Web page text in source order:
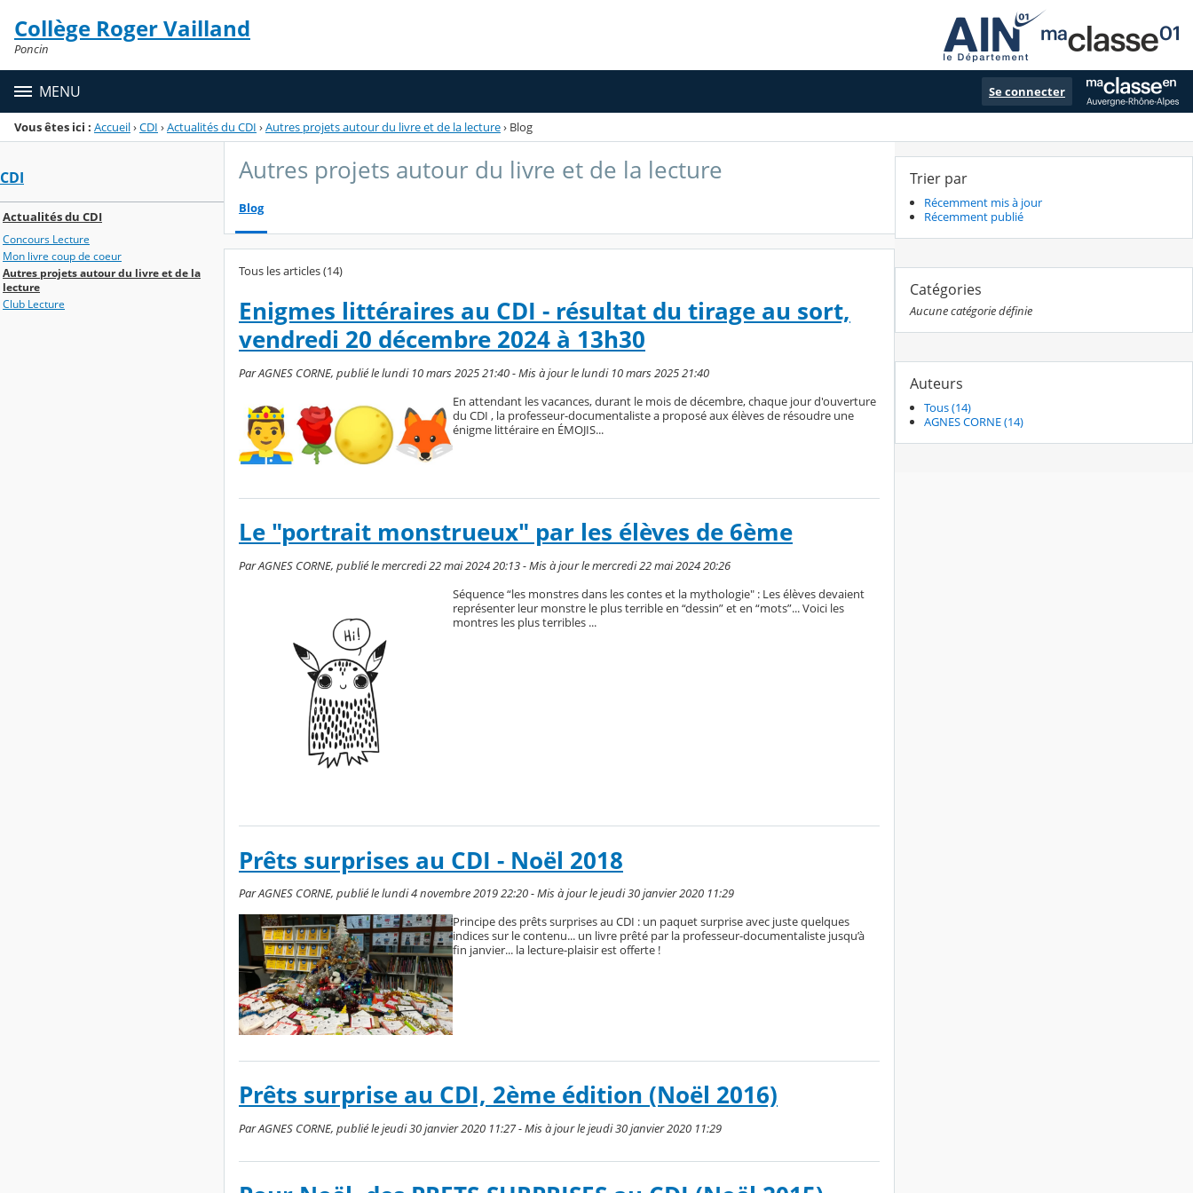
Menu de la rubrique
Contenu
Collège Roger Vailland
Poncin
MENU Se connecter
Vous êtes ici : Accueil›CDI ›Actualités du CDI ›Autres projets autour du livre et de la lecture› Blog
CDI
Actualités du CDI
Concours Lecture
Mon livre coup de coeur
Autres projets autour du livre et de la
lecture
Club Lecture
Autres projets autour du livre et de la lecture
Blog
Tous les articles (14)
Enigmes littéraires au CDI - résultat du tirage au sort,
vendredi 20 décembre 2024 à 13h30
Par AGNES CORNE, publié le lundi 10 mars 2025 21:40 - Mis à jour le lundi 10 mars 2025 21:40
En attendant les vacances, durant le mois de décembre, chaque jour d'ouverture
du CDI , la professeur-documentaliste a proposé aux élèves de résoudre une
énigme littéraire en ÉMOJIS...
Le "portrait monstrueux" par les élèves de 6ème
Par AGNES CORNE, publié le mercredi 22 mai 2024 20:13 - Mis à jour le mercredi 22 mai 2024 20:26
Séquence “les monstres dans les contes et la mythologie" : Les élèves devaient
représenter leur monstre le plus terrible en “dessin” et en “mots”... Voici les
montres les plus terribles ...
Prêts surprises au CDI - Noël 2018
Par AGNES CORNE, publié le lundi 4 novembre 2019 22:20 - Mis à jour le jeudi 30 janvier 2020 11:29
Principe des prêts surprises au CDI : un paquet surprise avec juste quelques
indices sur le contenu... un livre prêté par la professeur-documentaliste jusqu’à
fin janvier... la lecture-plaisir est offerte !
Prêts surprise au CDI, 2ème édition (Noël 2016)
Par AGNES CORNE, publié le jeudi 30 janvier 2020 11:27 - Mis à jour le jeudi 30 janvier 2020 11:29
Trier par
Récemment mis à jour
Récemment publié
Catégories
Aucune catégorie définie
Auteurs
Tous (14)
AGNES CORNE (14)